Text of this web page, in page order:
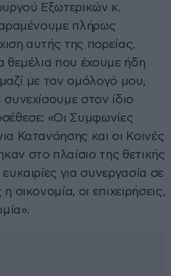
Εξωτερικών κ.
πλήρως
αυτής της πορείας,
θεμέλια που έχουμε ήδη
μαζί με τον ομόλογό μου,
στον ίδιο
«Οι Συμφωνίες
Κατανόησης και οι Κοινές
στο πλαίσιο της θετικής
για συνεργασία σε
οικονομία, οι επιχειρήσεις,